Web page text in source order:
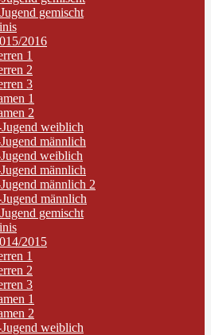
gemischt
2016
1
2
3
1
2
weiblich
männlich
weiblich
männlich
männlich 2
männlich
gemischt
2015
1
2
3
1
2
weiblich